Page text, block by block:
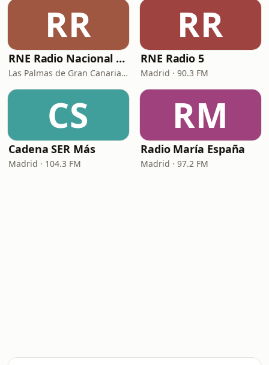
RR
RNE Radio Nacional - Canarias
Las Palmas de Gran Canaria · 92.8 FM
RR
RNE Radio 5
Madrid · 90.3 FM
CS
Cadena SER Más
Madrid · 104.3 FM
RM
Radio María España
Madrid · 97.2 FM